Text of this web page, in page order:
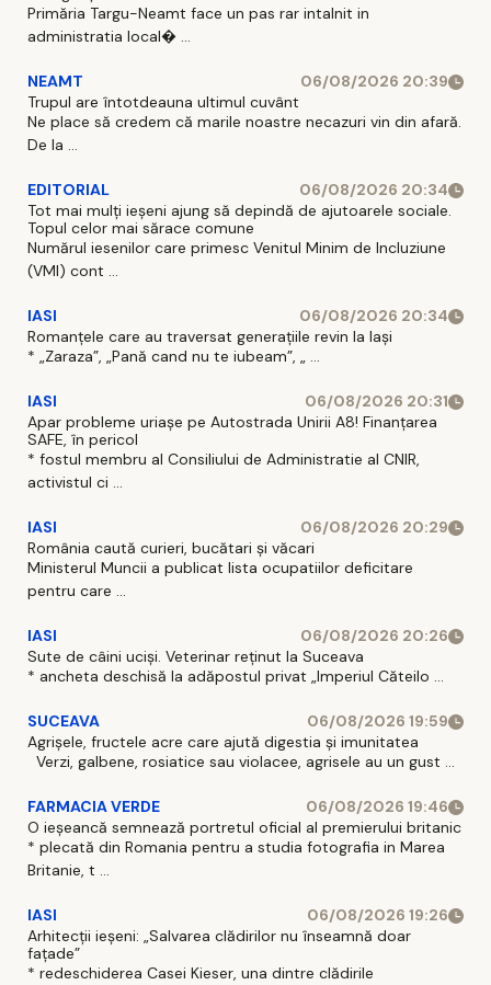
Primăria Targu-Neamt face un pas rar intalnit in
administratia local� ...
NEAMT
06/08/2026 20:39
Trupul are întotdeauna ultimul cuvânt
Ne place să credem că marile noastre necazuri vin din afară.
De la ...
EDITORIAL
06/08/2026 20:34
Tot mai mulți ieșeni ajung să depindă de ajutoarele sociale.
Topul celor mai sărace comune
Numărul iesenilor care primesc Venitul Minim de Incluziune
(VMI) cont ...
IASI
06/08/2026 20:34
Romanțele care au traversat generațiile revin la Iași
* „Zaraza”, „Pană cand nu te iubeam”, „ ...
IASI
06/08/2026 20:31
Apar probleme uriașe pe Autostrada Unirii A8! Finanțarea
SAFE, în pericol
* fostul membru al Consiliului de Administratie al CNIR,
activistul ci ...
IASI
06/08/2026 20:29
România caută curieri, bucătari și văcari
Ministerul Muncii a publicat lista ocupatiilor deficitare
pentru care ...
IASI
06/08/2026 20:26
Sute de câini uciși. Veterinar reținut la Suceava
* ancheta deschisă la adăpostul privat „Imperiul Căteilo ...
SUCEAVA
06/08/2026 19:59
Agrișele, fructele acre care ajută digestia și imunitatea
Verzi, galbene, rosiatice sau violacee, agrisele au un gust ...
FARMACIA VERDE
06/08/2026 19:46
O ieșeancă semnează portretul oficial al premierului britanic
* plecată din Romania pentru a studia fotografia in Marea
Britanie, t ...
IASI
06/08/2026 19:26
Arhitecții ieșeni: „Salvarea clădirilor nu înseamnă doar
fațade”
* redeschiderea Casei Kieser, una dintre clădirile